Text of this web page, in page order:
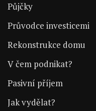
Půjčky
Průvodce investicemi
Rekonstrukce domu
V čem podnikat?
Pasivní příjem
Jak vydělat?